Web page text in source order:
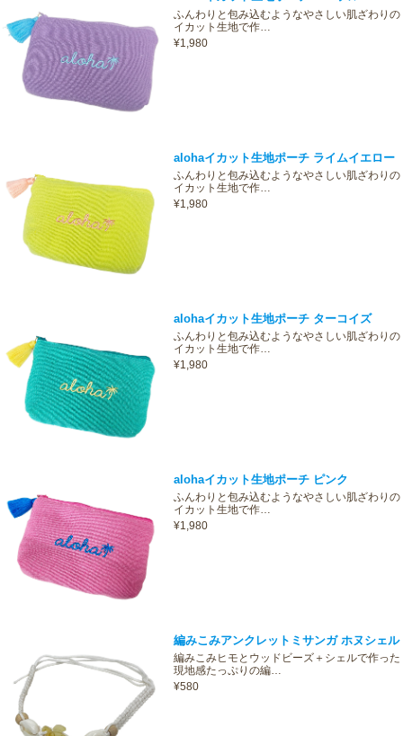
ふんわりと包み込むようなやさしい肌ざわりの
イカット生地で作…
¥1,980
alohaイカット生地ポーチ ライムイエロー
ふんわりと包み込むようなやさしい肌ざわりの
イカット生地で作…
¥1,980
alohaイカット生地ポーチ ターコイズ
ふんわりと包み込むようなやさしい肌ざわりの
イカット生地で作…
¥1,980
alohaイカット生地ポーチ ピンク
ふんわりと包み込むようなやさしい肌ざわりの
イカット生地で作…
¥1,980
編みこみアンクレットミサンガ ホヌシェル
編みこみヒモとウッドビーズ＋シェルで作った
現地感たっぷりの編…
¥580